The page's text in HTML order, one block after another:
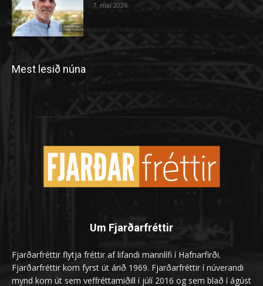
7. maí 2026
Mest lesið núna
Um Fjarðarfréttir
Fjarðarfréttir flytja fréttir af lifandi mannlífi í Hafnarfirði.
Fjarðarfréttir kom fyrst út árið 1969. Fjarðarfréttir í núverandi
mynd kom út sem veffréttamiðill í júlí 2016 og sem blað í ágúst